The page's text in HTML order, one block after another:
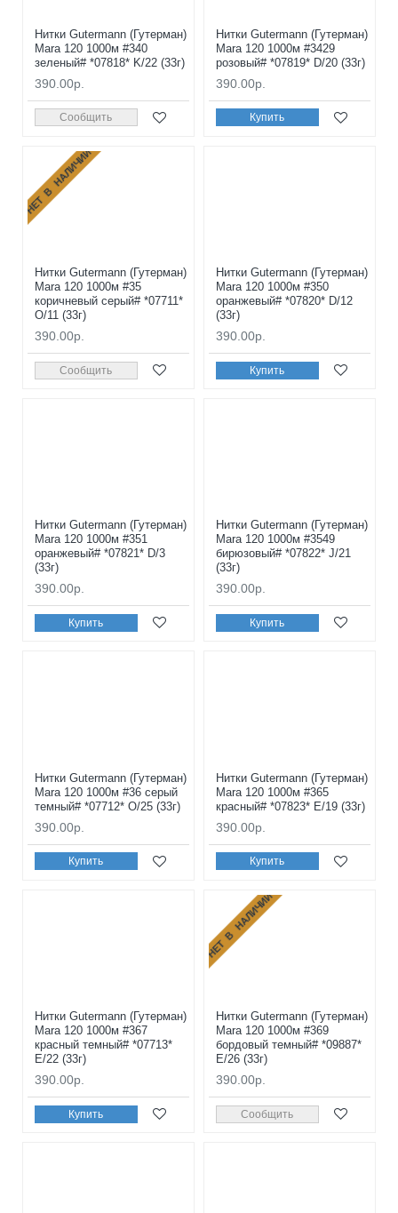
Нитки Gutermann (Гутерман)
Mara 120 1000м #340
зеленый# *07818* K/22 (33г)
390.00р.
Сообщить
Нитки Gutermann (Гутерман)
Mara 120 1000м #3429
розовый# *07819* D/20 (33г)
390.00р.
Купить
НЕТ В НАЛИЧИИ
Нитки Gutermann (Гутерман)
Mara 120 1000м #35
коричневый серый# *07711*
O/11 (33г)
390.00р.
Сообщить
Нитки Gutermann (Гутерман)
Mara 120 1000м #350
оранжевый# *07820* D/12
(33г)
390.00р.
Купить
Нитки Gutermann (Гутерман)
Mara 120 1000м #351
оранжевый# *07821* D/3
(33г)
390.00р.
Купить
Нитки Gutermann (Гутерман)
Mara 120 1000м #3549
бирюзовый# *07822* J/21
(33г)
390.00р.
Купить
Нитки Gutermann (Гутерман)
Mara 120 1000м #36 серый
темный# *07712* O/25 (33г)
390.00р.
Купить
Нитки Gutermann (Гутерман)
Mara 120 1000м #365
красный# *07823* E/19 (33г)
390.00р.
Купить
Нитки Gutermann (Гутерман)
Mara 120 1000м #367
красный темный# *07713*
E/22 (33г)
390.00р.
Купить
НЕТ В НАЛИЧИИ
Нитки Gutermann (Гутерман)
Mara 120 1000м #369
бордовый темный# *09887*
E/26 (33г)
390.00р.
Сообщить